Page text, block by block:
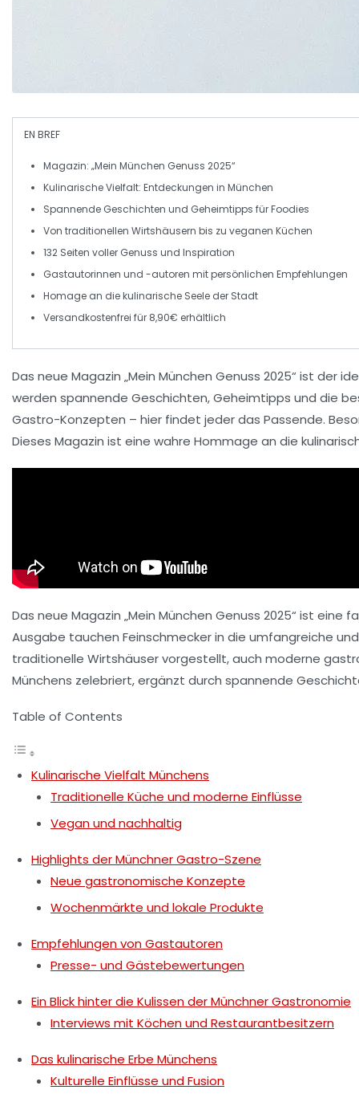
EN BREF
Magazin: „Mein München Genuss 2025“
Kulinarische Vielfalt: Entdeckungen in München
Spannende Geschichten und Geheimtipps für Foodies
Von traditionellen Wirtshäusern bis zu veganen Küchen
132 Seiten voller Genuss und Inspiration
Gastautorinnen und -autoren mitpersönlichen Empfehlungen
Homage an diekulinarische Seele der Stadt
Versandkostenfrei für 8,90€ erhältlich
Das neue Magazin „Mein München Genuss 2025“ ist der
werden spannende Geschichten, Geheimtipps und die
Gastro-Konzepten – hier findet jeder das Passende.
Dieses Magazin ist eine wahre Hommage an die
Das neue Magazin „Mein München Genuss 2025“ ist
Ausgabe tauchen Feinschmecker in die umfangreiche
traditionelle Wirtshäuser vorgestellt, auch moderne
Münchens zelebriert, ergänzt durch spannende
Table of Contents
Kulinarische Vielfalt Münchens
Traditionelle Küche und moderne Einflüsse
Vegan und nachhaltig
Highlights der Münchner Gastro-Szene
Neue gastronomische Konzepte
Wochenmärkte und lokale Produkte
Empfehlungen von Gastautoren
Presse- und Gästebewertungen
Ein Blick hinter die Kulissen der Münchner Gastronomie
Interviews mit Köchen und Restaurantbesitzern
Das kulinarische Erbe Münchens
Kulturelle Einflüsse und Fusion